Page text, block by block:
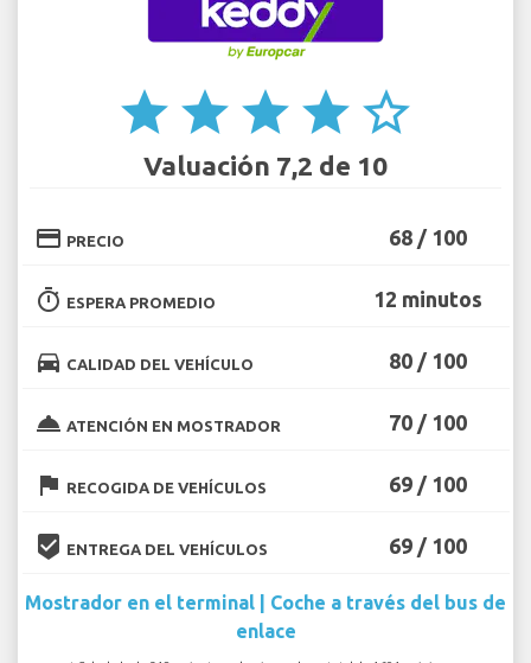
star star star star star_border
Valuación 7,2 de 10
credit_card PRECIO 68 / 100
timer ESPERA PROMEDIO 12 minutos
directions_car CALIDAD DEL VEHÍCULO 80 / 100
room_service ATENCIÓN EN MOSTRADOR 70 / 100
flag RECOGIDA DE VEHÍCULOS 69 / 100
beenhere ENTREGA DEL VEHÍCULOS 69 / 100
Mostrador en el terminal | Coche a través del bus de
enlace